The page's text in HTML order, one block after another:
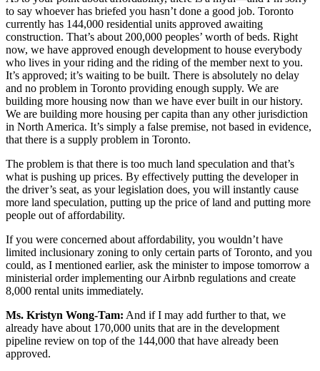
to say whoever has briefed you hasn’t done a good job. Toronto
currently has 144,000 residential units approved awaiting
construction. That’s about 200,000 peoples’ worth of beds. Right
now, we have approved enough development to house everybody
who lives in your riding and the riding of the member next to you.
It’s approved; it’s waiting to be built. There is absolutely no delay
and no problem in Toronto providing enough supply. We are
building more housing now than we have ever built in our history.
We are building more housing per capita than any other jurisdiction
in North America. It’s simply a false premise, not based in evidence,
that there is a supply problem in Toronto.
The problem is that there is too much land speculation and that’s
what is pushing up prices. By effectively putting the developer in
the driver’s seat, as your legislation does, you will instantly cause
more land speculation, putting up the price of land and putting more
people out of affordability.
If you were concerned about affordability, you wouldn’t have
limited inclusionary zoning to only certain parts of Toronto, and you
could, as I mentioned earlier, ask the minister to impose tomorrow a
ministerial order implementing our Airbnb regulations and create
8,000 rental units immediately.
Ms. Kristyn Wong-Tam: And if I may add further to that, we
already have about 170,000 units that are in the development
pipeline review on top of the 144,000 that have already been
approved.